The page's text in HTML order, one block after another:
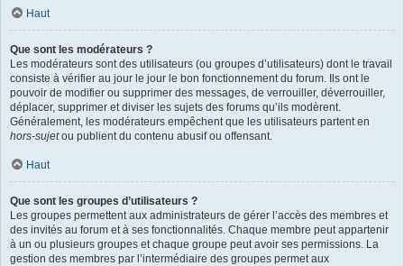
Haut
Que sont les modérateurs ?
Les modérateurs sont des utilisateurs (ou groupes d’utilisateurs) dont le travail
consiste à vérifier au jour le jour le bon fonctionnement du forum. Ils ont le
pouvoir de modifier ou supprimer des messages, de verrouiller, déverrouiller,
déplacer, supprimer et diviser les sujets des forums qu’ils modèrent.
Généralement, les modérateurs empêchent que les utilisateurs partent en
hors-sujetou publient du contenu abusif ou offensant.
Haut
Que sont les groupes d’utilisateurs ?
Les groupes permettent aux administrateurs de gérer l’accès des membres et
des invités au forum et à ses fonctionnalités. Chaque membre peut appartenir
à un ou plusieurs groupes et chaque groupe peut avoir ses permissions. La
gestion des membres par l’intermédiaire des groupes permet aux